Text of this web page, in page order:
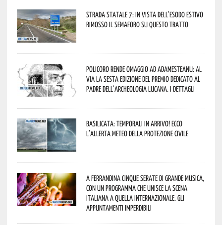
Strada statale 7: in vista dell’esodo estivo
rimosso il semaforo su questo tratto
Policoro rende omaggio ad Adamesteanu: al
via la sesta edizione del Premio dedicato al
padre dell’archeologia lucana. I dettagli
Basilicata: temporali in arrivo! Ecco
l’allerta meteo della Protezione civile
A Ferrandina cinque serate di grande musica,
con un programma che unisce la scena
italiana a quella internazionale. Gli
appuntamenti imperdibili